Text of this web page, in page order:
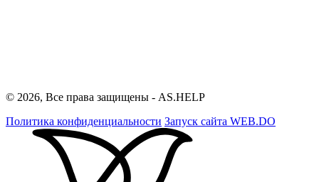
© 2026, Все права защищены - AS.HELP
Политика конфиденциальности Запуск сайта WEB.DO